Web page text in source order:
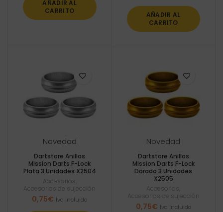
AÑADIR AL
CARRITO
AÑADIR AL
CARRITO
Novedad
Dartstore Anillos
Mission Darts F-Lock
Plata 3 Unidades X2504
Accesorios
Accesorios de sujección
0,75€ Iva incluido
Novedad
Dartstore Anillos
Mission Darts F-Lock
Dorado 3 Unidades
X2505
Accesorios
Accesorios de sujección
0,75€ Iva incluido